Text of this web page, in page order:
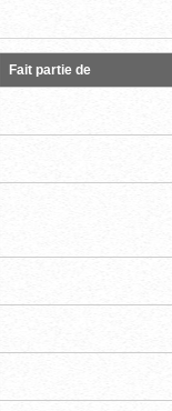
Fait partie de